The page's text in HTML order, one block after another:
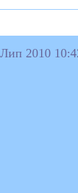
2010